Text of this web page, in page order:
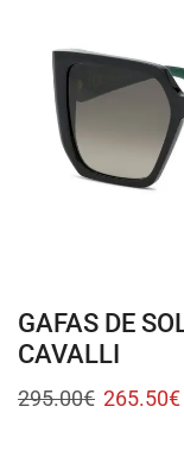
GAFAS DE
CAVALLI
295.00€ 265.50€